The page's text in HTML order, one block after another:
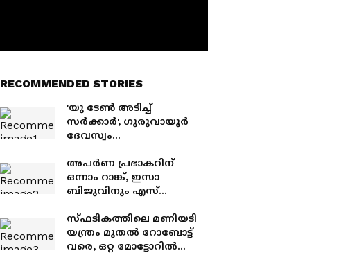
RECOMMENDED STORIES
'യു ടേൺ അടിച്ച്
സർക്കാർ', ഗുരുവായൂർ
ദേവസ്വം
നിയമനങ്ങളിൽ
ഉദ്യോഗാർത്ഥികൾക്ക്
തിരിച്ചടി, യുഡിഎഫിന്
ഉദ്യോഗാർത്ഥികൾ
അപര്‍ണ പ്രഭാകറിന്
ഒന്നാം റാങ്ക്, ഇസാ
ബിജുവിനും എസ്
മൂന്നും റാങ്കുകൾ; പ്രസ്
ക്ലബ് ജേണലിസം ഫലം
പ്രഖ്യാപിച്ചു
സ്‌ഫടികത്തിലെ മണിയടി
യന്ത്രം മുതൽ റോബോട്ട്
വരെ, ഒറ്റ മോട്ടോറിൽ